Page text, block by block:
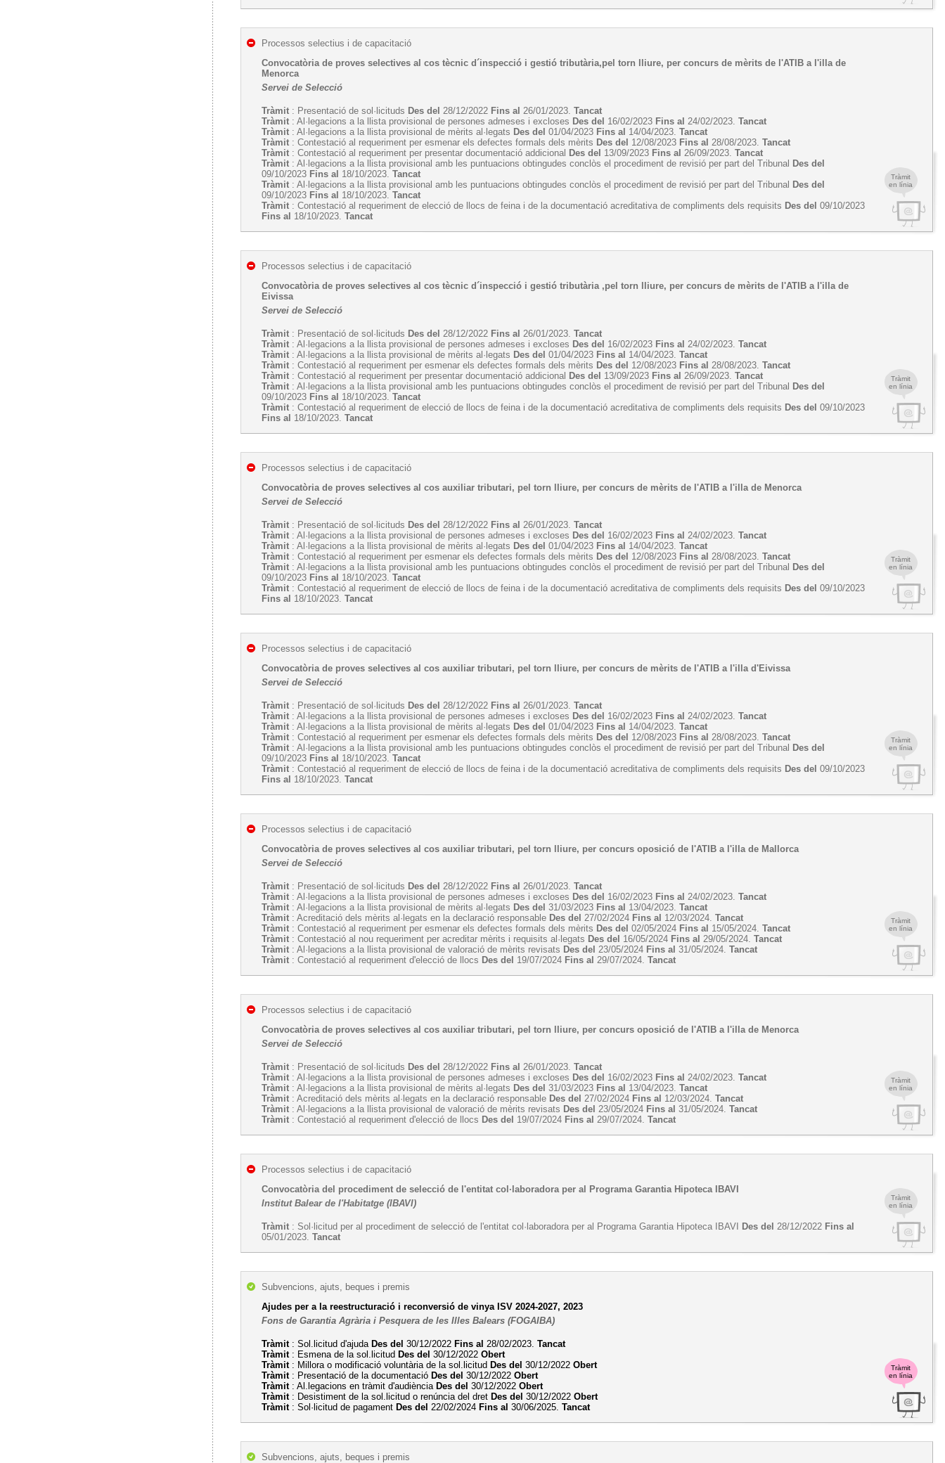
Tràmit
en línia
Processos selectius i de capacitació
Convocatòria de proves selectives al cos tècnic d´inspecció i gestió tributària,pel torn lliure, per concurs de mèrits de l'ATIB a l'illa de
Menorca
Servei de Selecció
Tràmit : Presentació de sol·licituds Des del 28/12/2022 Fins al 26/01/2023.Tancat
Tràmit : Al·legacions a la llista provisional de persones admeses i excloses Des del 16/02/2023 Fins al 24/02/2023.Tancat
Tràmit : Al·legacions a la llista provisional de mèrits al·legats Des del 01/04/2023 Fins al 14/04/2023.Tancat
Tràmit : Contestació al requeriment per esmenar els defectes formals dels mèrits Des del 12/08/2023 Fins al 28/08/2023.Tancat
Tràmit : Contestació al requeriment per presentar documentació addicional Des del 13/09/2023 Fins al 26/09/2023.Tancat
Tràmit : Al·legacions a la llista provisional amb les puntuacions obtingudes conclòs el procediment de revisió per part del Tribunal Des del
09/10/2023 Fins al 18/10/2023.Tancat
Tràmit : Al·legacions a la llista provisional amb les puntuacions obtingudes conclòs el procediment de revisió per part del Tribunal Des del
09/10/2023 Fins al 18/10/2023.Tancat
Tràmit : Contestació al requeriment de elecció de llocs de feina i de la documentació acreditativa de compliments dels requisits Des del 09/10/2023
Fins al 18/10/2023.Tancat
Tràmit
en línia
Processos selectius i de capacitació
Convocatòria de proves selectives al cos tècnic d´inspecció i gestió tributària ,pel torn lliure, per concurs de mèrits de l'ATIB a l'illa de
Eivissa
Servei de Selecció
Tràmit : Presentació de sol·licituds Des del 28/12/2022 Fins al 26/01/2023.Tancat
Tràmit : Al·legacions a la llista provisional de persones admeses i excloses Des del 16/02/2023 Fins al 24/02/2023.Tancat
Tràmit : Al·legacions a la llista provisional de mèrits al·legats Des del 01/04/2023 Fins al 14/04/2023.Tancat
Tràmit : Contestació al requeriment per esmenar els defectes formals dels mèrits Des del 12/08/2023 Fins al 28/08/2023.Tancat
Tràmit : Contestació al requeriment per presentar documentació addicional Des del 13/09/2023 Fins al 26/09/2023.Tancat
Tràmit : Al·legacions a la llista provisional amb les puntuacions obtingudes conclòs el procediment de revisió per part del Tribunal Des del
09/10/2023 Fins al 18/10/2023.Tancat
Tràmit : Contestació al requeriment de elecció de llocs de feina i de la documentació acreditativa de compliments dels requisits Des del 09/10/2023
Fins al 18/10/2023.Tancat
Tràmit
en línia
Processos selectius i de capacitació
Convocatòria de proves selectives al cos auxiliar tributari, pel torn lliure, per concurs de mèrits de l'ATIB a l'illa de Menorca
Servei de Selecció
Tràmit : Presentació de sol·licituds Des del 28/12/2022 Fins al 26/01/2023.Tancat
Tràmit : Al·legacions a la llista provisional de persones admeses i excloses Des del 16/02/2023 Fins al 24/02/2023.Tancat
Tràmit : Al·legacions a la llista provisional de mèrits al·legats Des del 01/04/2023 Fins al 14/04/2023.Tancat
Tràmit : Contestació al requeriment per esmenar els defectes formals dels mèrits Des del 12/08/2023 Fins al 28/08/2023.Tancat
Tràmit : Al·legacions a la llista provisional amb les puntuacions obtingudes conclòs el procediment de revisió per part del Tribunal Des del
09/10/2023 Fins al 18/10/2023.Tancat
Tràmit : Contestació al requeriment de elecció de llocs de feina i de la documentació acreditativa de compliments dels requisits Des del 09/10/2023
Fins al 18/10/2023.Tancat
Tràmit
en línia
Processos selectius i de capacitació
Convocatòria de proves selectives al cos auxiliar tributari, pel torn lliure, per concurs de mèrits de l'ATIB a l'illa d'Eivissa
Servei de Selecció
Tràmit : Presentació de sol·licituds Des del 28/12/2022 Fins al 26/01/2023.Tancat
Tràmit : Al·legacions a la llista provisional de persones admeses i excloses Des del 16/02/2023 Fins al 24/02/2023.Tancat
Tràmit : Al·legacions a la llista provisional de mèrits al·legats Des del 01/04/2023 Fins al 14/04/2023.Tancat
Tràmit : Contestació al requeriment per esmenar els defectes formals dels mèrits Des del 12/08/2023 Fins al 28/08/2023.Tancat
Tràmit : Al·legacions a la llista provisional amb les puntuacions obtingudes conclòs el procediment de revisió per part del Tribunal Des del
09/10/2023 Fins al 18/10/2023.Tancat
Tràmit : Contestació al requeriment de elecció de llocs de feina i de la documentació acreditativa de compliments dels requisits Des del 09/10/2023
Fins al 18/10/2023.Tancat
Tràmit
en línia
Processos selectius i de capacitació
Convocatòria de proves selectives al cos auxiliar tributari, pel torn lliure, per concurs oposició de l'ATIB a l'illa de Mallorca
Servei de Selecció
Tràmit : Presentació de sol·licituds Des del 28/12/2022 Fins al 26/01/2023.Tancat
Tràmit : Al·legacions a la llista provisional de persones admeses i excloses Des del 16/02/2023 Fins al 24/02/2023.Tancat
Tràmit : Al·legacions a la llista provisional de mèrits al·legats Des del 31/03/2023 Fins al 13/04/2023.Tancat
Tràmit : Acreditació dels mèrits al·legats en la declaració responsable Des del 27/02/2024 Fins al 12/03/2024.Tancat
Tràmit : Contestació al requeriment per esmenar els defectes formals dels mèrits Des del 02/05/2024 Fins al 15/05/2024.Tancat
Tràmit : Contestació al nou requeriment per acreditar mèrits i requisits al·legats Des del 16/05/2024 Fins al 29/05/2024.Tancat
Tràmit : Al·legacions a la llista provisional de valoració de mèrits revisats Des del 23/05/2024 Fins al 31/05/2024.Tancat
Tràmit : Contestació al requeriment d'elecció de llocs Des del 19/07/2024 Fins al 29/07/2024.Tancat
Tràmit
en línia
Processos selectius i de capacitació
Convocatòria de proves selectives al cos auxiliar tributari, pel torn lliure, per concurs oposició de l'ATIB a l'illa de Menorca
Servei de Selecció
Tràmit : Presentació de sol·licituds Des del 28/12/2022 Fins al 26/01/2023.Tancat
Tràmit : Al·legacions a la llista provisional de persones admeses i excloses Des del 16/02/2023 Fins al 24/02/2023.Tancat
Tràmit : Al·legacions a la llista provisional de mèrits al·legats Des del 31/03/2023 Fins al 13/04/2023.Tancat
Tràmit : Acreditació dels mèrits al·legats en la declaració responsable Des del 27/02/2024 Fins al 12/03/2024.Tancat
Tràmit : Al·legacions a la llista provisional de valoració de mèrits revisats Des del 23/05/2024 Fins al 31/05/2024.Tancat
Tràmit : Contestació al requeriment d'elecció de llocs Des del 19/07/2024 Fins al 29/07/2024.Tancat
Tràmit
en línia
Processos selectius i de capacitació
Convocatòria del procediment de selecció de l'entitat col·laboradora per al Programa Garantia Hipoteca IBAVI
Institut Balear de l'Habitatge (IBAVI)
Tràmit : Sol·licitud per al procediment de selecció de l'entitat col·laboradora per al Programa Garantia Hipoteca IBAVI Des del 28/12/2022 Fins al
05/01/2023.Tancat
Tràmit
en línia
Subvencions, ajuts, beques i premis
Ajudes per a la reestructuració i reconversió de vinya ISV 2024-2027, 2023
Fons de Garantia Agrària i Pesquera de les Illes Balears (FOGAIBA)
Tràmit: Sol.licitud d'ajuda Des del 30/12/2022 Fins al 28/02/2023.Tancat
Tràmit: Esmena de la sol.licitud Des del 30/12/2022Obert
Tràmit: Millora o modificació voluntària de la sol.licitud Des del 30/12/2022Obert
Tràmit: Presentació de la documentació Des del 30/12/2022Obert
Tràmit: Al.legacions en tràmit d'audiència Des del 30/12/2022Obert
Tràmit: Desistiment de la sol.licitud o renúncia del dret Des del 30/12/2022Obert
Tràmit: Sol·licitud de pagament Des del 22/02/2024 Fins al 30/06/2025.Tancat
Subvencions, ajuts, beques i premis